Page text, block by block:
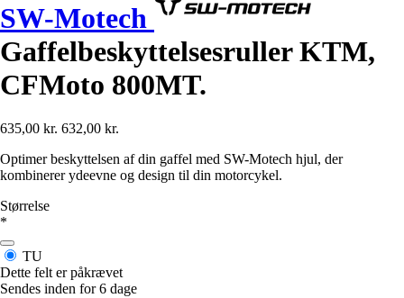
SW-Motech
Gaffelbeskyttelsesruller KTM,
CFMoto 800MT.
635,00 kr. 632,00 kr.
Optimer beskyttelsen af din gaffel med SW-Motech hjul, der
kombinerer ydeevne og design til din motorcykel.
Størrelse
*
TU
Dette felt er påkrævet
Sendes inden for 6 dage